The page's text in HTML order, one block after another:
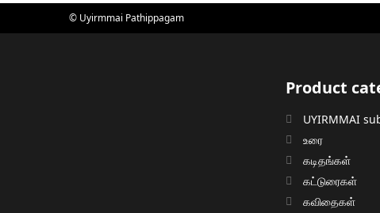
© Uyirmmai Pathippagam
Product
UYIRMMAI
உரை
கடிதங்கள்
கட்டுரைகள்
கவிதைகள்